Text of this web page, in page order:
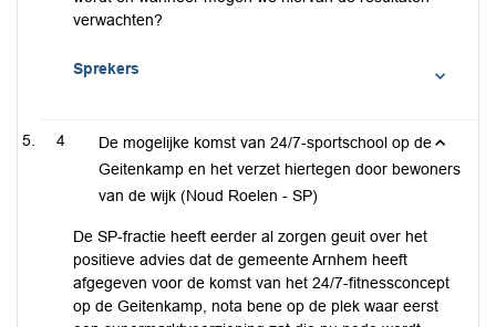
verwachten?
Sprekers
4
De mogelijke komst van 24/7-sportschool op de
Geitenkamp en het verzet hiertegen door bewoners
van de wijk (Noud Roelen - SP)
De SP-fractie heeft eerder al zorgen geuit over het
positieve advies dat de gemeente Arnhem heeft
afgegeven voor de komst van het 24/7-fitnessconcept
op de Geitenkamp, nota bene op de plek waar eerst